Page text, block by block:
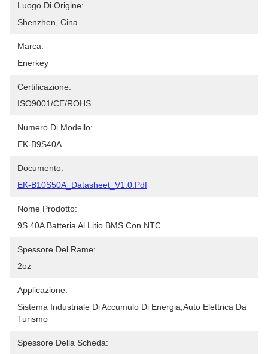
Luogo Di Origine:
Shenzhen, Cina
Marca:
Enerkey
Certificazione:
ISO9001/CE/ROHS
Numero Di Modello:
EK-B9S40A
Documento:
EK-B10S50A_Datasheet_V1.0.pdf
Nome Prodotto:
9S 40A Batteria Al Litio BMS Con NTC
Spessore Del Rame:
2oz
Applicazione:
Sistema Industriale Di Accumulo Di Energia,auto Elettrica Da
Turismo
Spessore Della Scheda: